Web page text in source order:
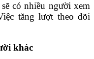
có nhiều người xem
tăng lượt theo dõi
khác